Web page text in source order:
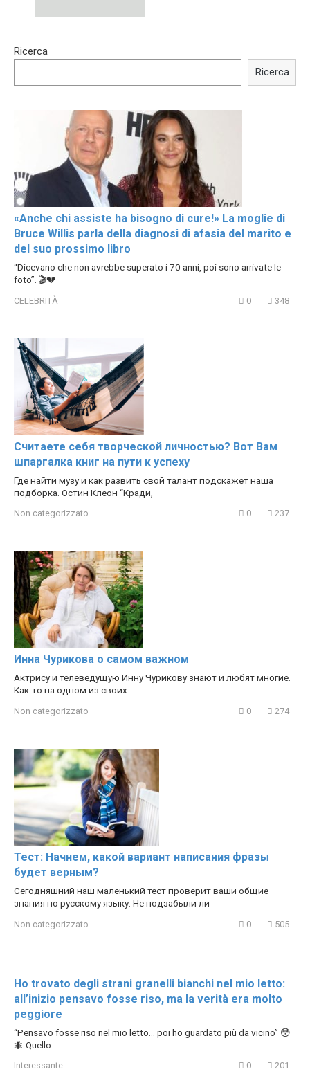
Shocking illusion - Pretty
Trying BOLLYWOOD
Ricerca
Ricerca
«Anche chi assiste ha bisogno di cure!» La moglie di
Bruce Willis parla della diagnosi di afasia del marito e
del suo prossimo libro
“Dicevano che non avrebbe superato i 70 anni, poi sono arrivate le
foto”. 🎬💔
CELEBRITÀ 0 348
Считаете себя творческой личностью? Вот Вам
шпаргалка книг на пути к успеху
Где найти музу и как развить свой талант подскажет наша
подборка. Остин Клеон “Кради,
Non categorizzato 0 237
Инна Чурикова о самом важном
Актрису и телеведущую Инну Чурикову знают и любят многие.
Как-то на одном из своих
Non categorizzato 0 274
Тест: Начнем, какой вариант написания фразы
будет верным?
Сегодняшний наш маленький тест проверит ваши общие
знания по русскому языку. Не подзабыли ли
Non categorizzato 0 505
Ho trovato degli strani granelli bianchi nel mio letto:
all’inizio pensavo fosse riso, ma la verità era molto
peggiore
“Pensavo fosse riso nel mio letto… poi ho guardato più da vicino” 😳
🐜 Quello
Interessante 0 201